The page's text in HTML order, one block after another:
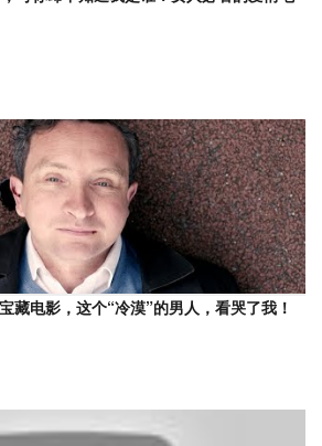
藏电影，这个“冷漠”的男人，看哭了我！